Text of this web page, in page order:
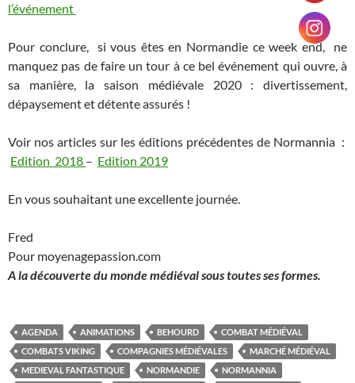
l’événement
Pour conclure, si vous êtes en Normandie ce week end, ne
manquez pas de faire un tour à ce bel événement qui ouvre, à
sa manière, la saison médiévale 2020 : divertissement,
dépaysement et détente assurés !
Voir nos articles sur les éditions précédentes de Normannia :
Edition 2018 – Edition 2019
En vous souhaitant une excellente journée.
Fred
Pour moyenagepassion.com
A la découverte du monde médiéval sous toutes ses formes.
AGENDA ANIMATIONS BEHOURD
COMBAT MÉDIÉVAL
COMBATS VIKING
COMPAGNIES MÉDIÉVALES
MARCHÉ MÉDIÉVAL
MEDIEVAL FANTASTIQUE
NORMANDIE
NORMANNIA